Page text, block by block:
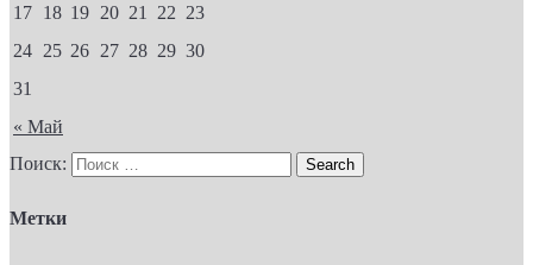
« Май
17 18 19 20 21 22 23
24 25 26 27 28 29 30
31
Поиск:
Метки